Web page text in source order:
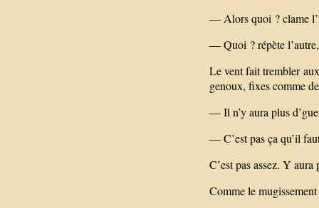
— Alors quoi ? clame
— Quoi ? répète
Le vent fait trembler
genoux, fixes comme
— Il n’y aura plus
— C’est pas ça qu’il
C’est pas assez. Y
Comme le